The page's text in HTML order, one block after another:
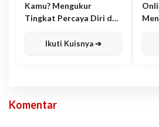
Kamu? Mengukur
Tingkat Percaya Diri dan
Ikuti Kuisnya ➔
Komentar